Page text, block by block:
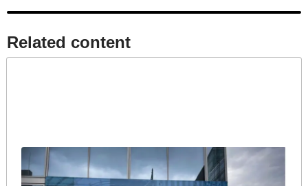
Related content​